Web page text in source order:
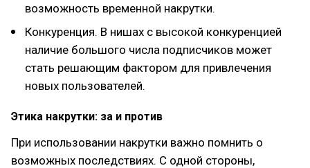
возможность временной накрутки.
Конкуренция. В нишах с высокой конкуренцией
наличие большого числа подписчиков может
стать решающим фактором для привлечения
новых пользователей.
Этика накрутки: за и против
При использовании накрутки важно помнить о
возможных последствиях. С одной стороны,